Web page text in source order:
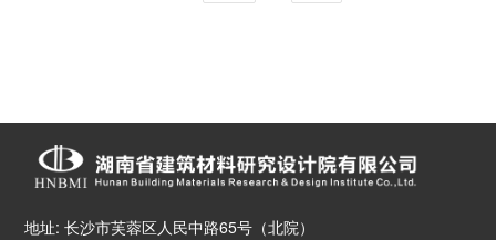
地址: 长沙市芙蓉区人民中路65号（北院）